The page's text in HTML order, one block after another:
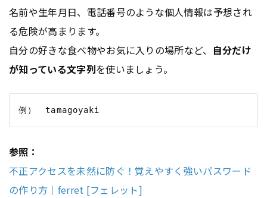
名前や生年月日、電話番号のような個人情報は予想され
る危険が高まります。
自分の好きな食べ物やお気に入りの場所など、 自分だけ
が知っている文字列を使いましょう。
参照：
不正アクセスを未然に防ぐ！覚えやすく強いパスワード
の作り方｜ferret [フェレット]